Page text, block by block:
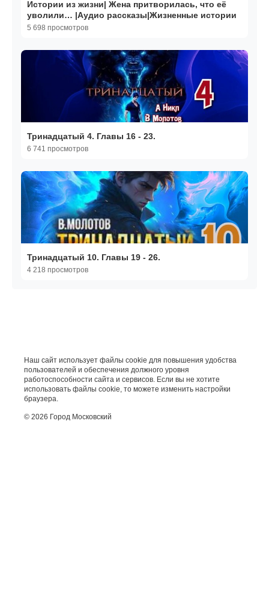
Истории из жизни| Жена притворилась, что её
уволили… |Аудио рассказы|Жизненные истории
5 698 просмотров
Тринадцатый 4. Главы 16 - 23.
6 741 просмотров
Тринадцатый 10. Главы 19 - 26.
4 218 просмотров
Наш сайт использует файлы cookie для повышения удобства
пользователей и обеспечения должного уровня
работоспособности сайта и сервисов. Если вы не хотите
использовать файлы cookie, то можете изменить настройки
браузера.
© 2026 Город Московский